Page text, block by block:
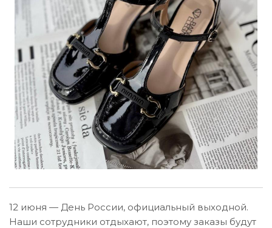
12 июня — День России, официальный выходной.
Наши сотрудники отдыхают, поэтому заказы будут